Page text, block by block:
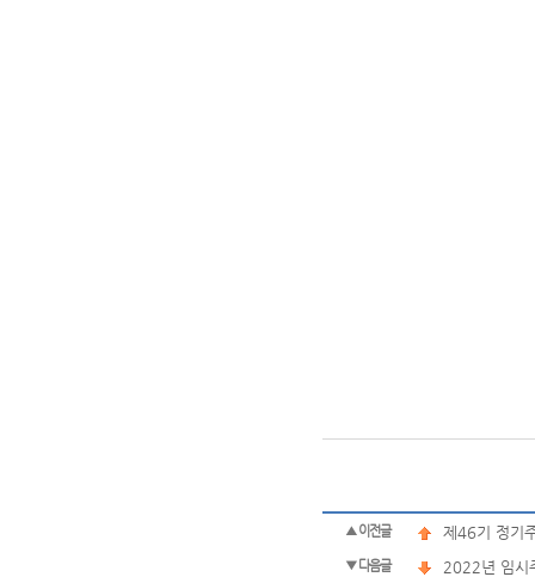
▲ 이전글 제46기 정기
▼ 다음글 2022년 임시